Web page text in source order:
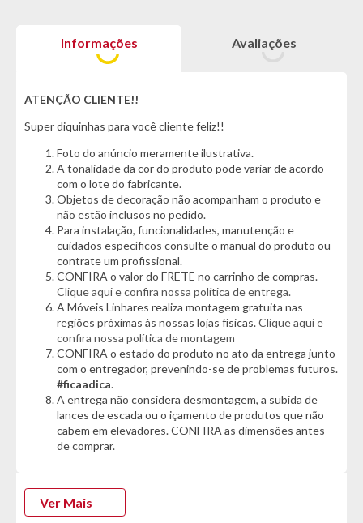
Os braços com detalhe em madeira adicionam um toque de
decoração, desde o rústico ao contemporâneo. Extremamente
suportar o uso diário sem comprometer a estrutura ou o
versatilidade é outro grande destaque: ela se adapta
perfeitamente a diferentes ambientes, seja na sala de jantar,
varanda gourmet, área externa ou até mesmo em espaços
corporativos.
Escolher a Cadeira Paonanda Barcelona é investir em um
produto que reúne estética apurada, conforto e
funcionalidade, elevando o estilo do seu ambiente enquanto
proporciona uma experiência única de bem-estar. :)
Informações Técnicas:
- Marca: Paonanda
- Modelo: Barcelona
- Estrutura: Tubos de Aço
Cor:
- Preto
Características Cadeira:
- Braços com detalhe em madeira
- Super resistente e confortável
Informações Avaliações
ATENÇÃO CLIENTE!!
Super diquinhas para você cliente feliz!!
Foto do anúncio meramente ilustrativa.
A tonalidade da cor do produto pode variar de acordo
com o lote do fabricante.
Objetos de decoração não acompanham o produto e
não estão inclusos no pedido.
Para instalação, funcionalidades, manutenção e
cuidados específicos consulte o manual do produto ou
contrate um profissional.
CONFIRA o valor do FRETE no carrinho de compras.
Clique aqui e confira nossa política de entrega.
A Móveis Linhares realiza montagem gratuita nas
regiões próximas às nossas lojas físicas.Clique aqui e
confira nossa política de montagem
CONFIRA o estado do produto no ato da entrega junto
com o entregador, prevenindo-se de problemas futuros.
#ficaadica.
A entrega não considera desmontagem, a subida de
lances de escada ou o içamento de produtos que não
cabem em elevadores. CONFIRA as dimensões antes
de comprar.
Ver Mais